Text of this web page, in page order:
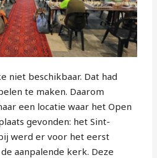
niet beschikbaar. Dat had
te maken. Daarom
een locatie waar het Open
gevonden: het Sint-
werd er voor het eerst
aanpalende kerk. Deze